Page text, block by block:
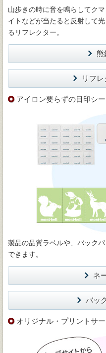
山歩きの時に音を鳴らしてク
イトなどが当たると反射して
るリフレクター。
熊
リフ
アイロン要らずの目印シ
製品の品質ラベルや、バック
できます。
ネ
バッ
オリジナル・プリントサ